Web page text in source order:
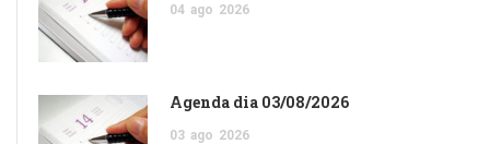
04 ago 2026
Agenda dia 03/08/2026
03 ago 2026